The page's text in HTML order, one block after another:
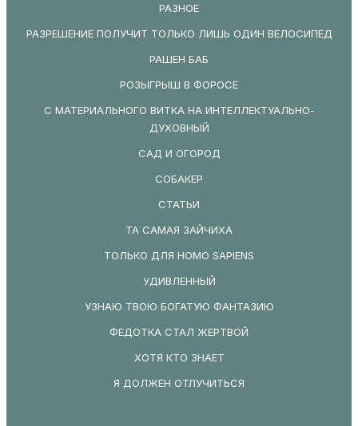
РАЗНОЕ
РАЗРЕШЕНИЕ ПОЛУЧИТ ТОЛЬКО ЛИШЬ ОДИН ВЕЛОСИПЕД
РАШЕН БАБ
РОЗЫГРЫШ В ФОРОСЕ
С МАТЕРИАЛЬНОГО ВИТКА НА ИНТЕЛЛЕКТУАЛЬНО-
ДУХОВНЫЙ
САД И ОГОРОД
СОБАКЕР
СТАТЬИ
ТА САМАЯ ЗАЙЧИХА
ТОЛЬКО ДЛЯ HOMO SAPIENS
УДИВЛЕННЫЙ
УЗНАЮ ТВОЮ БОГАТУЮ ФАНТАЗИЮ
ФЕДОТКА СТАЛ ЖЕРТВОЙ
ХОТЯ КТО ЗНАЕТ
Я ДОЛЖЕН ОТЛУЧИТЬСЯ